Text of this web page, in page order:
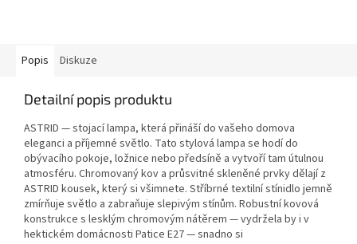
Popis Diskuze
Detailní popis produktu
ASTRID — stojací lampa, která přináší do vašeho domova
eleganci a příjemné světlo. Tato stylová lampa se hodí do
obývacího pokoje, ložnice nebo předsíně a vytvoří tam útulnou
atmosféru. Chromovaný kov a průsvitné skleněné prvky dělají z
ASTRID kousek, který si všimnete. Stříbrné textilní stínidlo jemně
zmírňuje světlo a zabraňuje slepivým stínům. Robustní kovová
konstrukce s lesklým chromovým nátěrem — vydržela by i v
hektickém domácnosti Patice E27 — snadno si